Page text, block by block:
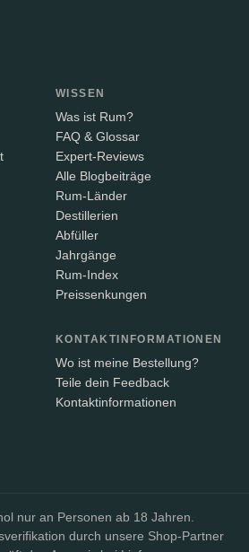
WISSEN
Was ist Rum?
FAQ & Glossar
Expert-Reviews
Alle Blogbeiträge
Rum-Länder
Destillerien
Abfüller
Jahrgänge
Rum-Index
Preissenkungen
KONTAKTINFORMATIONEN
Wo ist meine Bestellung?
Teile dein Feedback
Kontaktinformationen
nur an Personen ab 18 Jahren.
durch unsere Shop-Partner